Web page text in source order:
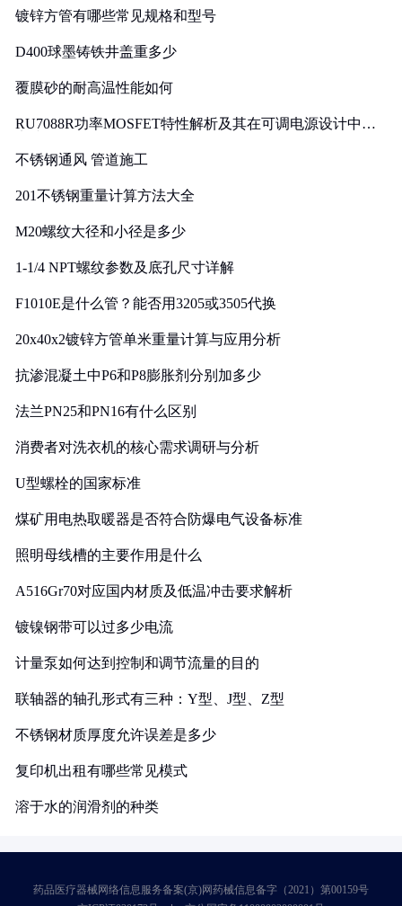
镀锌方管有哪些常见规格和型号
D400球墨铸铁井盖重多少
覆膜砂的耐高温性能如何
RU7088R功率MOSFET特性解析及其在可调电源设计中的
不锈钢通风 管道施工
201不锈钢重量计算方法大全
M20螺纹大径和小径是多少
1-1/4 NPT螺纹参数及底孔尺寸详解
F1010E是什么管？能否用3205或3505代换
20x40x2镀锌方管单米重量计算与应用分析
抗渗混凝土中P6和P8膨胀剂分别加多少
法兰PN25和PN16有什么区别
消费者对洗衣机的核心需求调研与分析
U型螺栓的国家标准
煤矿用电热取暖器是否符合防爆电气设备标准
照明母线槽的主要作用是什么
A516Gr70对应国内材质及低温冲击要求解析
镀镍钢带可以过多少电流
计量泵如何达到控制和调节流量的目的
联轴器的轴孔形式有三种：Y型、J型、Z型
不锈钢材质厚度允许误差是多少
复印机出租有哪些常见模式
溶于水的润滑剂的种类
药品医疗器械网络信息服务备案(京)网药械信息备字（2021）第00159号